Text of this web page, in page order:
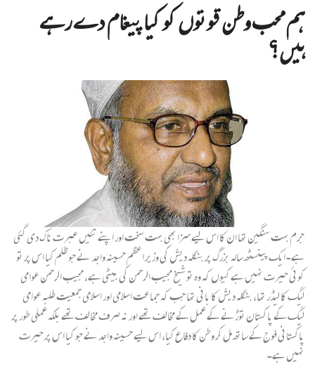
ہم محب وطن قوتوں کو کیا پیغام دے رہے
ہیں؟
جرم بہت سنگین تھا ان کا اس لیے سزا بھی بہت سخت اور اپنے تئیں عبرت ناک دی گئی
ہے۔ایک پینسٹھ سالہ بزرگ پر بنگلہ دیش کی وزیر اعظم حسینہ واجد نے جو ظلم کیا اس پر تو
کوئی حیرت نہیں ہے کیوں کہ وہ تو شیخ مجیب الرحمن کی بیٹی ہے، مجیب الرحمن عوامی
لیگ کا لیڈر تھا، بنگلہ دیش کا بانی تھا جب کہ جماعت اسلامی اور اسلامی جمعیت طلبہ عوامی
لیگ کے پاکستان توڑنے کے عمل کے مخالف تھے اور نہ صرف مخالف تھے بلکہ عملی طور پر
پاکستانی فوج کے ساتھ مل کر وطن کا دفاع کیا، اس لیے حسینہ واجد نے جو کیا اس پر حیرت
نہیں ہے۔